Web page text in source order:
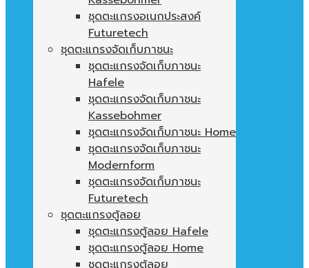
ชุดตะแกรงอเนกประสงค์
Futuretech
ชุดตะแกรงจัดเก็บภาชนะ
ชุดตะแกรงจัดเก็บภาชนะ
Hafele
ชุดตะแกรงจัดเก็บภาชนะ
Kassebohmer
ชุดตะแกรงจัดเก็บภาชนะ Home
ชุดตะแกรงจัดเก็บภาชนะ
Modernform
ชุดตะแกรงจัดเก็บภาชนะ
Futuretech
ชุดตะแกรงตู้ลอย
ชุดตะแกรงตู้ลอย Hafele
ชุดตะแกรงตู้ลอย Home
ชุดตะแกรงตู้ลอย